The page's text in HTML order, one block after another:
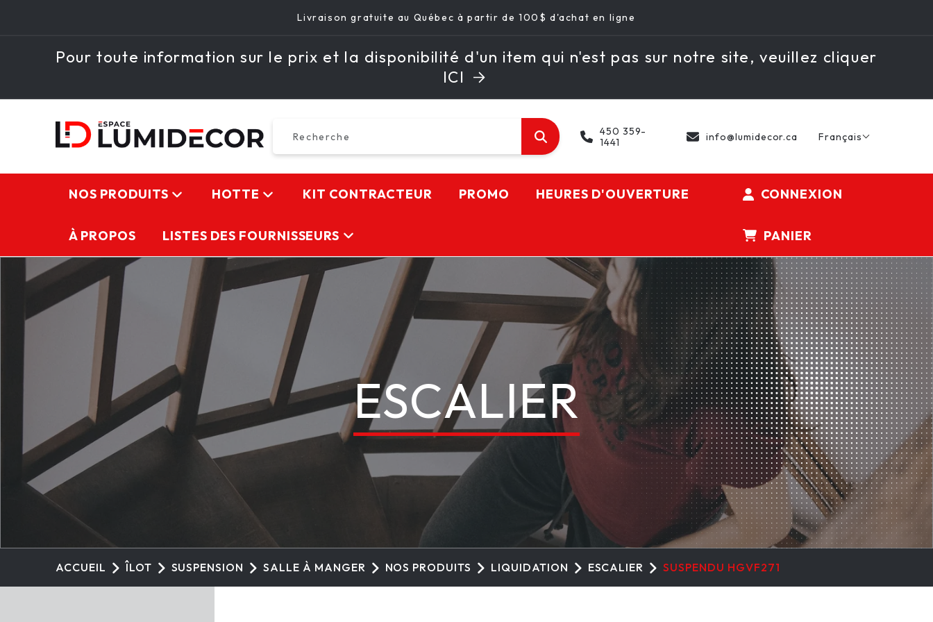
Livraison gratuite au Québec à partir de 100$ d'achat en ligne
Pour toute information sur le prix et la disponibilité d'un item qui n'est pas sur notre site, veuillez cliquer
ICI
Recherche
450 359-
1441
info@lumidecor.ca Français
NOS PRODUITS HOTTE KIT CONTRACTEUR PROMO HEURES D'OUVERTURE
À PROPOS LISTES DES FOURNISSEURS
CONNEXION
PANIER
C
O
L
ESCALIER
ACCUEIL ÎLOT SUSPENSION SALLE À MANGER NOS PRODUITS LIQUIDATION ESCALIER SUSPENDU HGVF271